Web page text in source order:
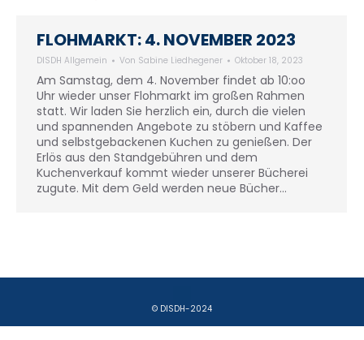
FLOHMARKT: 4. NOVEMBER 2023
DISDH Allgemein Von Sabine Liedhegener Oktober 18, 2023
Am Samstag, dem 4. November findet ab 10:oo
Uhr wieder unser Flohmarkt im großen Rahmen
statt. Wir laden Sie herzlich ein, durch die vielen
und spannenden Angebote zu stöbern und Kaffee
und selbstgebackenen Kuchen zu genießen. Der
Erlös aus den Standgebühren und dem
Kuchenverkauf kommt wieder unserer Bücherei
zugute. Mit dem Geld werden neue Bücher…
© DISDH-2024